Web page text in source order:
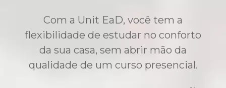
Com a Unit EaD, você tem a
flexibilidade de estudar no conforto
da sua casa, sem abrir mão da
qualidade de um curso presencial.